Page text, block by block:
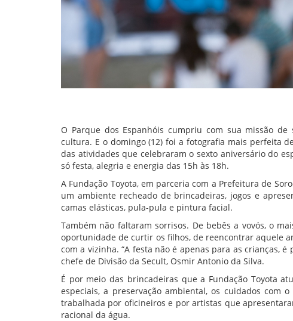
O Parque dos Espanhóis cumpriu com sua missão
cultura. E o domingo (12) foi a fotografia mais perfeita
das atividades que celebraram o sexto aniversário do
só festa, alegria e energia das 15h às 18h.
A Fundação Toyota, em parceria com a Prefeitura de
um ambiente recheado de brincadeiras, jogos e
camas elásticas, pula-pula e pintura facial.
Também não faltaram sorrisos. De bebês a vovós, o
oportunidade de curtir os filhos, de reencontrar aquele
com a vizinha. “A festa não é apenas para as crianças,
chefe de Divisão da Secult, Osmir Antonio da Silva.
É por meio das brincadeiras que a Fundação Toyota
especiais, a preservação ambiental, os cuidados com
trabalhada por oficineiros e por artistas que
racional da água.